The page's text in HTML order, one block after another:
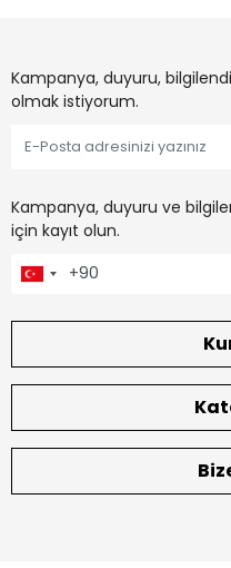
Kampanya, duyuru,
olmak istiyorum.
Kampanya, duyuru ve
için kayıt olun.